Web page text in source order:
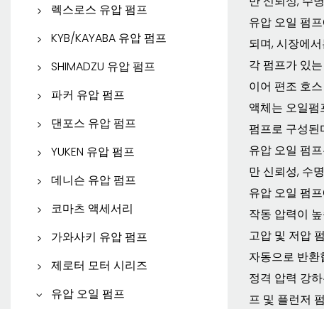
렉스로스 유압 펌프
렉스로스 피스톤 펌프
렉스로스 베인 펌프
렉스로스 기어 펌프
렉스로스 유압 모터
KYB/KAYABA 유압 펌프
KYB/KAYABA 기어 펌프
KYB 피스톤 펌프
KYB 여행용 모터
SHIMADZU 유압 펌프
SHIMADZU 기어 펌프
파커 유압 펌프
파커 피스톤 펌프
파커 베인 펌프
파커 기어 펌프
파커 유압 모터
댄포스 유압 펌프
댄포스 피스톤 펌프
댄포스 기어 펌프
YUKEN 유압 펌프
YUKEN 피스톤 펌프
YUKEN 베인 펌프
데니슨 유압 펌프
데니슨 피스톤 펌프
데니슨 베인 펌프
SAUER DANFOSS
코마츠 액세서리
코마츠 예비 부품
가와사키 유압 펌프
가와사키 피스톤 펌프
제로터 모터 시리즈
EATON 제로터 모터
유압 오일 펌프
유압 오일 펌
되며, 시장에
각 펌프가 있
이어 편조 호
액체는 오일
펌프로 구성된
유압 오일 펌
만 신뢰성, 수
유압 오일 펌
작동 압력이
고압 및 저압
자동으로 반환
정격 압력 강
프 및 플런저